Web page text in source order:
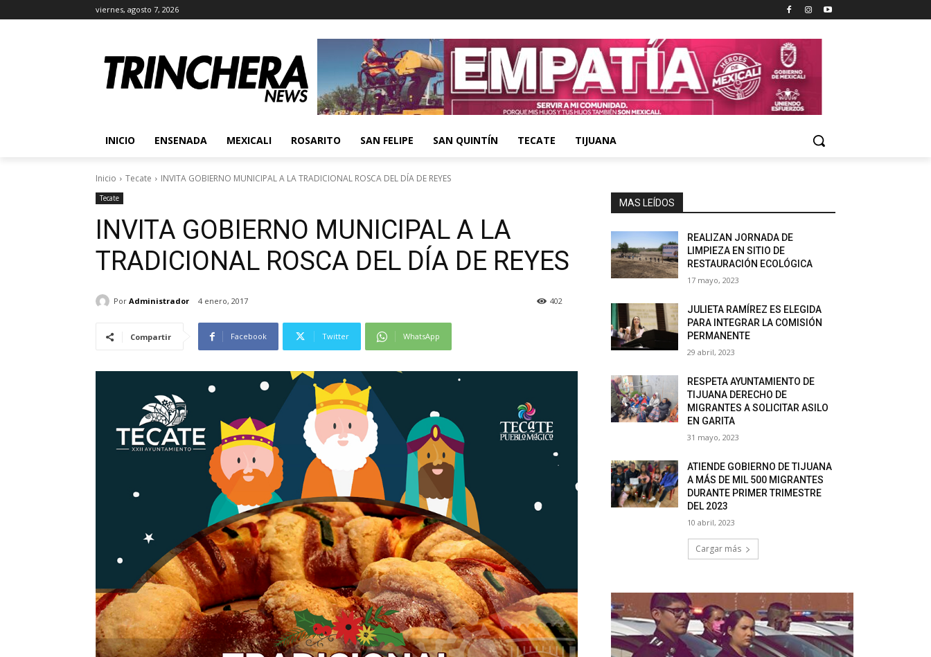
viernes, agosto 7, 2026
INICIO ENSENADA MEXICALI ROSARITO SAN FELIPE SAN QUINTÍN TECATE TIJUANA
Inicio Tecate INVITA GOBIERNO MUNICIPAL A LA TRADICIONAL ROSCA DEL DÍA DE REYES
Tecate
INVITA GOBIERNO MUNICIPAL A LA
TRADICIONAL ROSCA DEL DÍA DE REYES
Por Administrador 4 enero, 2017 402
Compartir Facebook Twitter WhatsApp
MAS LEÍDOS
REALIZAN JORNADA DE
LIMPIEZA EN SITIO DE
RESTAURACIÓN ECOLÓGICA
17 mayo, 2023
JULIETA RAMÍREZ ES ELEGIDA
PARA INTEGRAR LA COMISIÓN
PERMANENTE
29 abril, 2023
RESPETA AYUNTAMIENTO DE
TIJUANA DERECHO DE
MIGRANTES A SOLICITAR ASILO
EN GARITA
31 mayo, 2023
ATIENDE GOBIERNO DE TIJUANA
A MÁS DE MIL 500 MIGRANTES
DURANTE PRIMER TRIMESTRE
DEL 2023
10 abril, 2023
Cargar más